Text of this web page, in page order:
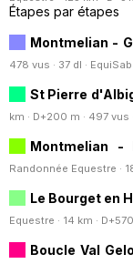
Étapes par étapes
Montmelian -
478 vus · 37 dl ·
St Pierre
km · D+200 m · 497 vus
Montmelian -
Randonnée Equestre ·
Le Bourget en
Equestre · 14 km ·
Boucle Val